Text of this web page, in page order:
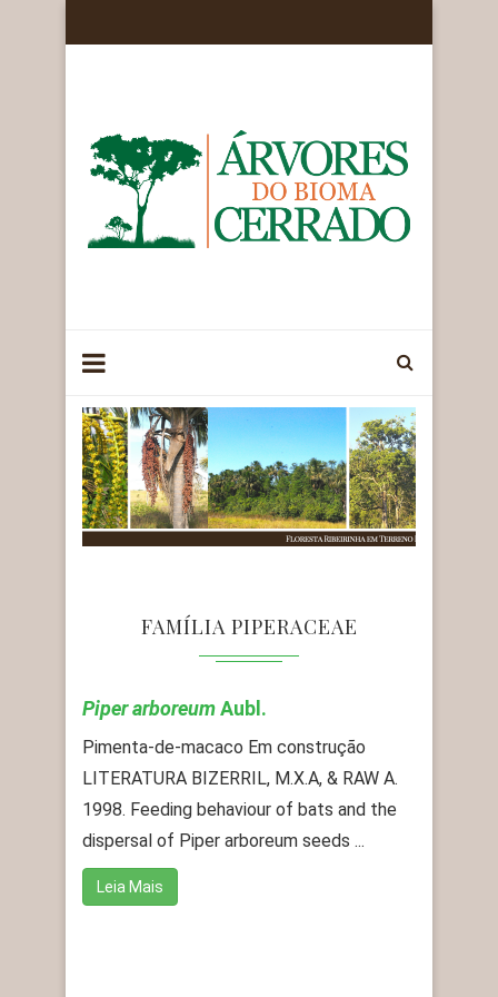
FAMÍLIA PIPERACEAE
Piper arboreumAubl.
Pimenta-de-macaco Em construção
LITERATURA BIZERRIL, M.X.A, & RAW A.
1998. Feeding behaviour of bats and the
dispersal of Piper arboreum seeds ...
Leia Mais